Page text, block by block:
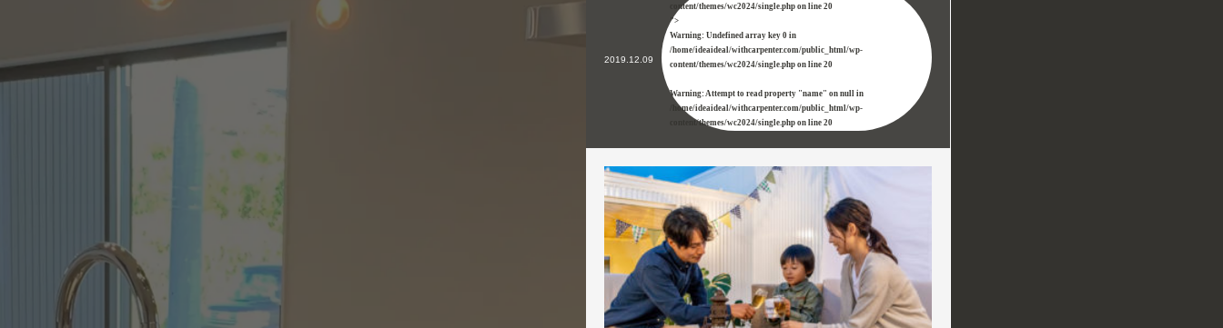
2019.12.09
content/themes/wc2024/single.php on line20
">
Warning: Undefined array key 0 in
/home/ideaideal/withcarpenter.com/public_html/wp-
content/themes/wc2024/single.php on line20
Warning: Attempt to read property "name" on null in
/home/ideaideal/withcarpenter.com/public_html/wp-
content/themes/wc2024/single.php on line20